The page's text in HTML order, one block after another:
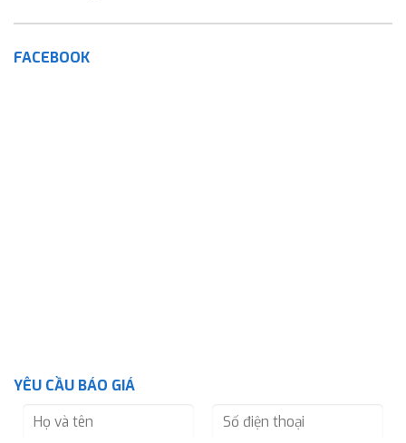
FACEBOOK
YÊU CẦU BÁO GIÁ